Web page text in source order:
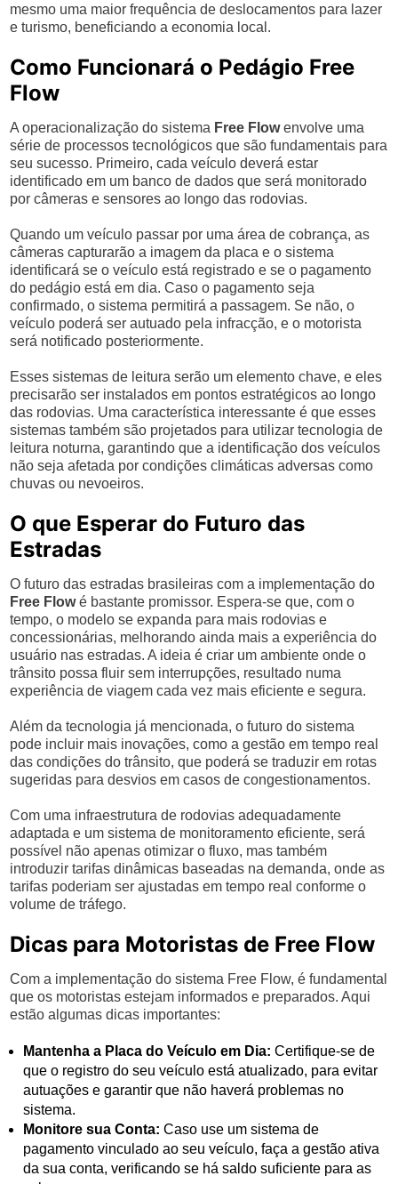
mesmo uma maior frequência de deslocamentos para lazer
e turismo, beneficiando a economia local.
Como Funcionará o Pedágio Free
Flow
A operacionalização do sistema Free Flowenvolve uma
série de processos tecnológicos que são fundamentais para
seu sucesso. Primeiro, cada veículo deverá estar
identificado em um banco de dados que será monitorado
por câmeras e sensores ao longo das rodovias.
Quando um veículo passar por uma área de cobrança, as
câmeras capturarão a imagem da placa e o sistema
identificará se o veículo está registrado e se o pagamento
do pedágio está em dia. Caso o pagamento seja
confirmado, o sistema permitirá a passagem. Se não, o
veículo poderá ser autuado pela infracção, e o motorista
será notificado posteriormente.
Esses sistemas de leitura serão um elemento chave, e eles
precisarão ser instalados em pontos estratégicos ao longo
das rodovias. Uma característica interessante é que esses
sistemas também são projetados para utilizar tecnologia de
leitura noturna, garantindo que a identificação dos veículos
não seja afetada por condições climáticas adversas como
chuvas ou nevoeiros.
O que Esperar do Futuro das
Estradas
O futuro das estradas brasileiras com a implementação do
Free Flowé bastante promissor. Espera-se que, com o
tempo, o modelo se expanda para mais rodovias e
concessionárias, melhorando ainda mais a experiência do
usuário nas estradas. A ideia é criar um ambiente onde o
trânsito possa fluir sem interrupções, resultado numa
experiência de viagem cada vez mais eficiente e segura.
Além da tecnologia já mencionada, o futuro do sistema
pode incluir mais inovações, como a gestão em tempo real
das condições do trânsito, que poderá se traduzir em rotas
sugeridas para desvios em casos de congestionamentos.
Com uma infraestrutura de rodovias adequadamente
adaptada e um sistema de monitoramento eficiente, será
possível não apenas otimizar o fluxo, mas também
introduzir tarifas dinâmicas baseadas na demanda, onde as
tarifas poderiam ser ajustadas em tempo real conforme o
volume de tráfego.
Dicas para Motoristas de Free Flow
Com a implementação do sistema Free Flow, é fundamental
que os motoristas estejam informados e preparados. Aqui
estão algumas dicas importantes:
Mantenha a Placa do Veículo em Dia: Certifique-se de
que o registro do seu veículo está atualizado, para evitar
autuações e garantir que não haverá problemas no
sistema.
Monitore sua Conta: Caso use um sistema de
pagamento vinculado ao seu veículo, faça a gestão ativa
da sua conta, verificando se há saldo suficiente para as